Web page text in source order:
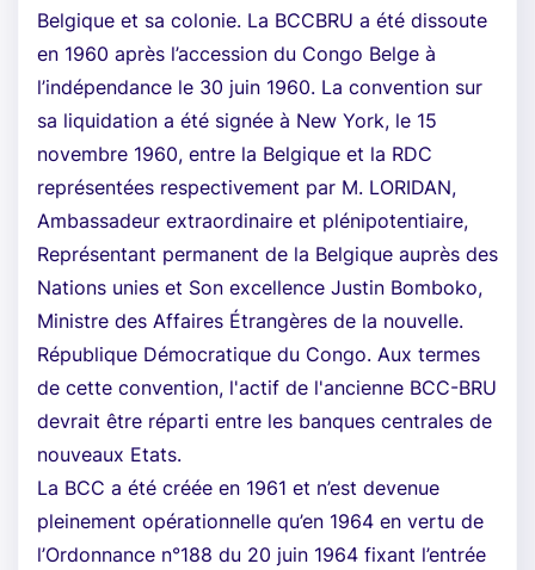
Belgique et sa colonie. La BCCBRU a été dissoute
en 1960 après l’accession du Congo Belge à
l’indépendance le 30 juin 1960. La convention sur
sa liquidation a été signée à New York, le 15
novembre 1960, entre la Belgique et la RDC
représentées respectivement par M. LORIDAN,
Ambassadeur extraordinaire et plénipotentiaire,
Représentant permanent de la Belgique auprès des
Nations unies et Son excellence Justin Bomboko,
Ministre des Affaires Étrangères de la nouvelle.
République Démocratique du Congo. Aux termes
de cette convention, l'actif de l'ancienne BCC-BRU
devrait être réparti entre les banques centrales de
nouveaux Etats.
La BCC a été créée en 1961 et n’est devenue
pleinement opérationnelle qu’en 1964 en vertu de
l’Ordonnance n°188 du 20 juin 1964 fixant l’entrée